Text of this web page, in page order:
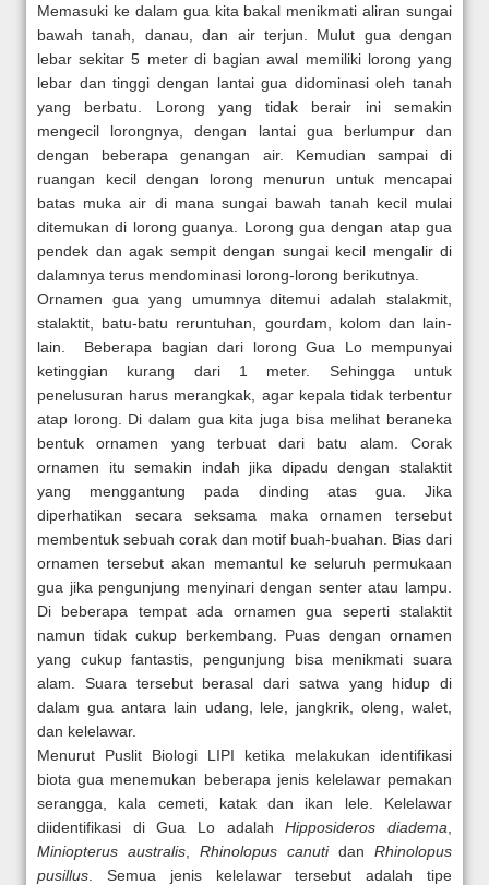
Memasuki ke dalam gua kita bakal menikmati aliran sungai
bawah tanah, danau, dan air terjun. Mulut gua dengan
lebar sekitar 5 meter di bagian awal memiliki lorong yang
lebar dan tinggi dengan lantai gua didominasi oleh tanah
yang berbatu. Lorong yang tidak berair ini semakin
mengecil lorongnya, dengan lantai gua berlumpur dan
dengan beberapa genangan air. Kemudian sampai di
ruangan kecil dengan lorong menurun untuk mencapai
batas muka air di mana sungai bawah tanah kecil mulai
ditemukan di lorong guanya. Lorong gua dengan atap gua
pendek dan agak sempit dengan sungai kecil mengalir di
dalamnya terus mendominasi lorong-lorong berikutnya.
Ornamen gua yang umumnya ditemui adalah stalakmit,
stalaktit, batu-batu reruntuhan, gourdam, kolom dan lain-
lain. Beberapa bagian dari lorong Gua Lo mempunyai
ketinggian kurang dari 1 meter. Sehingga untuk
penelusuran harus merangkak, agar kepala tidak terbentur
atap lorong. Di dalam gua kita juga bisa melihat beraneka
bentuk ornamen yang terbuat dari batu alam. Corak
ornamen itu semakin indah jika dipadu dengan stalaktit
yang menggantung pada dinding atas gua. Jika
diperhatikan secara seksama maka ornamen tersebut
membentuk sebuah corak dan motif buah-buahan. Bias dari
ornamen tersebut akan memantul ke seluruh permukaan
gua jika pengunjung menyinari dengan senter atau lampu.
Di beberapa tempat ada ornamen gua seperti stalaktit
namun tidak cukup berkembang. Puas dengan ornamen
yang cukup fantastis, pengunjung bisa menikmati suara
alam. Suara tersebut berasal dari satwa yang hidup di
dalam gua antara lain udang, lele, jangkrik, oleng, walet,
dan kelelawar.
Menurut Puslit Biologi LIPI ketika melakukan identifikasi
biota gua menemukan beberapa jenis kelelawar pemakan
serangga, kala cemeti, katak dan ikan lele. Kelelawar
diidentifikasi di Gua Lo adalahHipposideros diadema
Miniopterus australis
Rhinolopus canutidan Rhinolopus
pusillus . Semua jenis kelelawar tersebut adalah tipe